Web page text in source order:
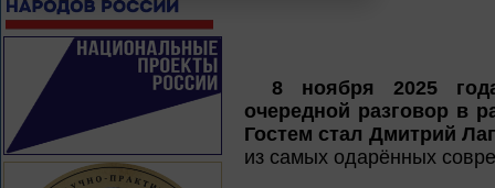
8 ноября 2025
очередной разговор в
Гостем стал Дмитрий
из самых одарённых